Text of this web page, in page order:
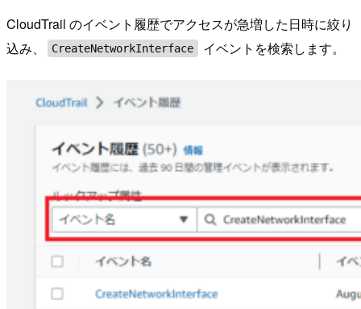
CloudTrail のイベント履歴でアクセスが急増した日時に絞り
込み、
CreateNetworkInterface イベントを検索します。